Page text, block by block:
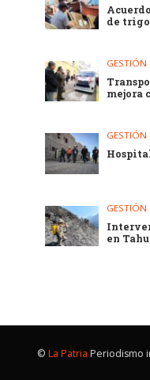
de trigo
GESTIÓN
mejora
GESTIÓN
GESTIÓN
en
© La Patria Periodismo